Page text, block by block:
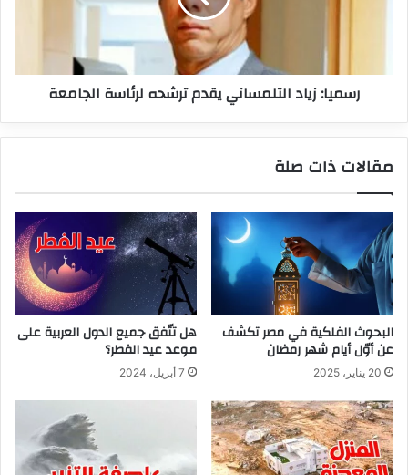
رسميا: زياد التلمساني يقدم ترشحه لرئاسة الجامعة
مقالات ذات صلة
البحوث الفلكية في مصر تكشف
عن أوّل أيام شهر رمضان
20 يناير، 2025
هل تتّفق جميع الدول العربية على
موعد عيد الفطر؟
7 أبريل، 2024